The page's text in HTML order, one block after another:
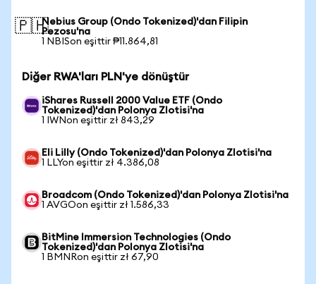
🇵🇭Nebius Group (Ondo Tokenized)'dan Filipin
Pezosu'na
1 NBISon eşittir ₱11.864,81
Diğer RWA'ları PLN'ye dönüştür
iShares Russell 2000 Value ETF (Ondo
Tokenized)'dan Polonya Zlotisi'na
1 IWNon eşittir zł 843,29
Eli Lilly (Ondo Tokenized)'dan Polonya Zlotisi'na
1 LLYon eşittir zł 4.386,08
Broadcom (Ondo Tokenized)'dan Polonya Zlotisi'na
1 AVGOon eşittir zł 1.586,33
BitMine Immersion Technologies (Ondo
Tokenized)'dan Polonya Zlotisi'na
1 BMNRon eşittir zł 67,90